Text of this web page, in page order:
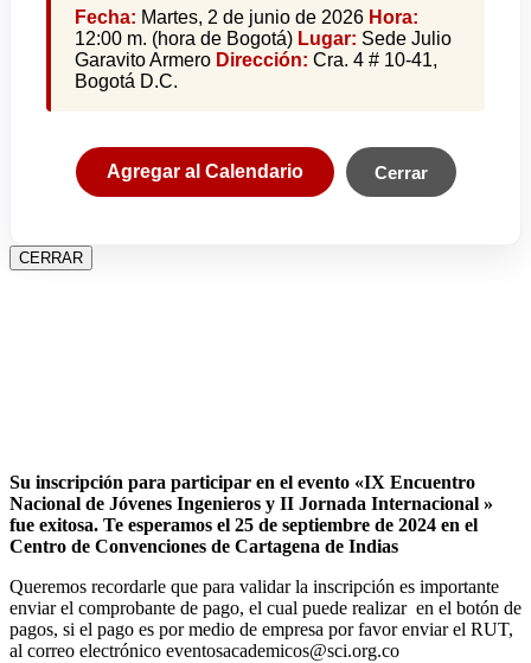
Fecha: Martes, 2 de junio de 2026 Hora:
12:00 m. (hora de Bogotá) Lugar: Sede Julio
Garavito Armero Dirección: Cra. 4 # 10-41,
Bogotá D.C.
Agregar al Calendario Cerrar
CERRAR
Su inscripción para participar en el evento «IX Encuentro
Nacional de Jóvenes Ingenieros y II Jornada Internacional »
fue exitosa. Te esperamos el 25 de septiembre de 2024 en el
Centro de Convenciones de Cartagena de Indias
Queremos recordarle que para validar la inscripción es importante
enviar el comprobante de pago, el cual puede realizar en el botón de
pagos, si el pago es por medio de empresa por favor enviar el RUT,
al correo electrónico eventosacademicos@sci.org.co